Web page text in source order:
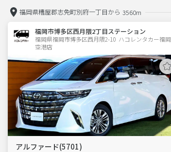
福岡県糟屋郡志免町別府一丁目から 3560m
福岡市博多区西月隈2丁目ステーション
福岡県福岡市博多区西月隈2-10  ハコレンタカー福岡
空港店
アルファード(5701)